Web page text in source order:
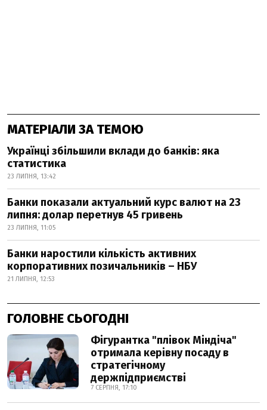
МАТЕРІАЛИ ЗА ТЕМОЮ
Українці збільшили вклади до банків: яка
статистика
23 ЛИПНЯ, 13:42
Банки показали актуальний курс валют на 23
липня: долар перетнув 45 гривень
23 ЛИПНЯ, 11:05
Банки наростили кількість активних
корпоративних позичальників – НБУ
21 ЛИПНЯ, 12:53
ГОЛОВНЕ СЬОГОДНІ
Фігурантка "плівок Міндіча"
отримала керівну посаду в
стратегічному
держпідприємстві
7 СЕРПНЯ, 17:10